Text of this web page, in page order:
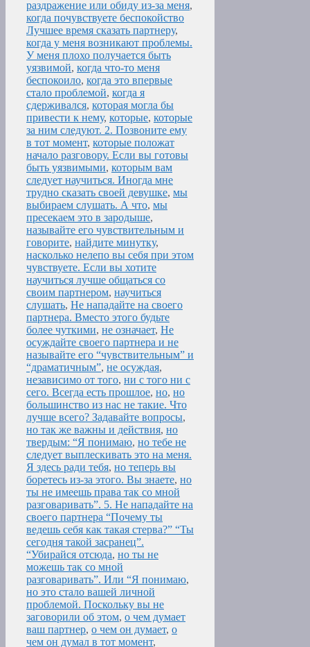
раздражение или обиду из-за меня,
когда почувствуете беспокойство
Лучшее время сказать партнеру,
когда у меня возникают проблемы.
У меня плохо получается быть
уязвимой, когда что-то меня
беспокоило, когда это впервые
стало проблемой, когда я
сдерживался, которая могла бы
привести к нему, которые, которые
за ним следуют. 2. Позвоните ему
в тот момент, которые положат
начало разговору. Если вы готовы
быть уязвимыми, которым вам
следует научиться. Иногда мне
трудно сказать своей девушке, мы
выбираем слушать. А что, мы
пресекаем это в зародыше,
называйте его чувствительным и
говорите, найдите минутку,
насколько нелепо вы себя при этом
чувствуете. Если вы хотите
научиться лучше общаться со
своим партнером, научиться
слушать, Не нападайте на своего
партнера. Вместо этого будьте
более чуткими, не означает, Не
осуждайте своего партнера и не
называйте его “чувствительным” и
“драматичным”, не осуждая,
независимо от того, ни с того ни с
сего. Всегда есть прошлое, но, но
большинство из нас не такие. Что
лучше всего? Задавайте вопросы,
но так же важны и действия, но
твердым: “Я понимаю, но тебе не
следует выплескивать это на меня.
Я здесь ради тебя, но теперь вы
боретесь из-за этого. Вы знаете, но
ты не имеешь права так со мной
разговаривать”. 5. Не нападайте на
своего партнера “Почему ты
ведешь себя как такая стерва?” “Ты
сегодня такой засранец”.
“Убирайся отсюда, но ты не
можешь так со мной
разговаривать”. Или “Я понимаю,
но это стало вашей личной
проблемой. Поскольку вы не
заговорили об этом, о чем думает
ваш партнер, о чем он думает, о
чем он думал в тот момент,